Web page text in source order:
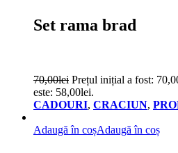
Set rama brad
70,00lei Prețul inițial a fost:
este: 58,00lei.
CADOURI, CRACIUN,
Adaugă în coșAdaugă în coș